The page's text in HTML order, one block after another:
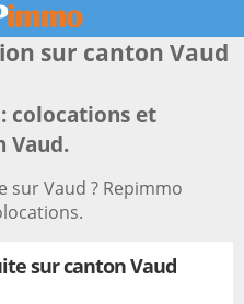
sur canton Vaud
colocations et
Vaud.
sur Vaud ? Repimmo
sur canton Vaud